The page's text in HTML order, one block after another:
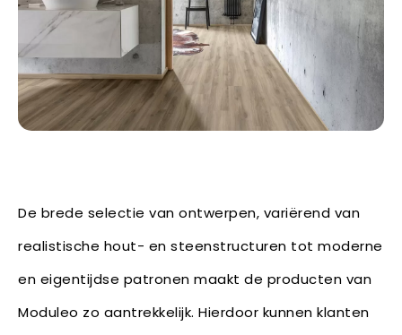
De brede selectie van ontwerpen, variërend van
realistische hout- en steenstructuren tot moderne
en eigentijdse patronen maakt de producten van
Moduleo zo aantrekkelijk. Hierdoor kunnen klanten